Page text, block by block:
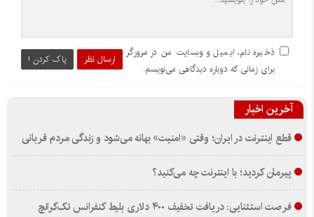
ارسال نظر پاک کردن !
ذخیره نام، ایمیل و وبسایت من در مرورگر
برای زمانی که دوباره دیدگاهی می‌نویسم.
آخرین اخبار
قطع اینترنت در ایران؛ وقتی «امنیت» بهانه می‌شود و زندگی مردم قربانی
پیرمان کردید؛ با اینترنت چه می‌کنید؟
فرصت استثنایی: دریافت تخفیف ۴۰۰ دلاری بلیط کنفرانس تک‌کرانچ